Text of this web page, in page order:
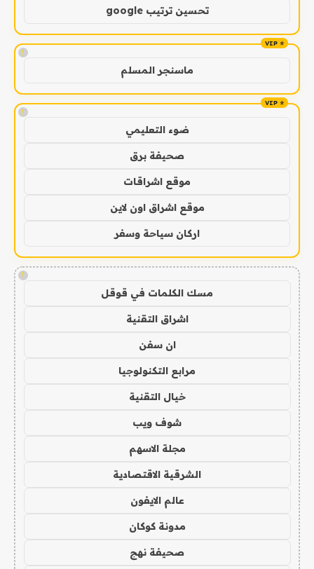
تحسين ترتيب google
!
ماسنجر المسلم
!
ضوء التعليمي
صحيفة برق
موقع اشراقات
موقع اشراق اون لاين
اركان سياحة وسفر
!
مسك الكلمات في قوقل
اشراق التقنية
ان سفن
مرابع التكنولوجيا
خيال التقنية
شوف ويب
مجلة الاسهم
الشرقية الاقتصادية
عالم الايفون
مدونة كوكان
صحيفة نهج